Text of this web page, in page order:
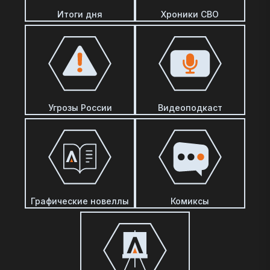
Итоги дня Хроники СВО
Угрозы России Видеоподкаст
Графические новеллы Комиксы